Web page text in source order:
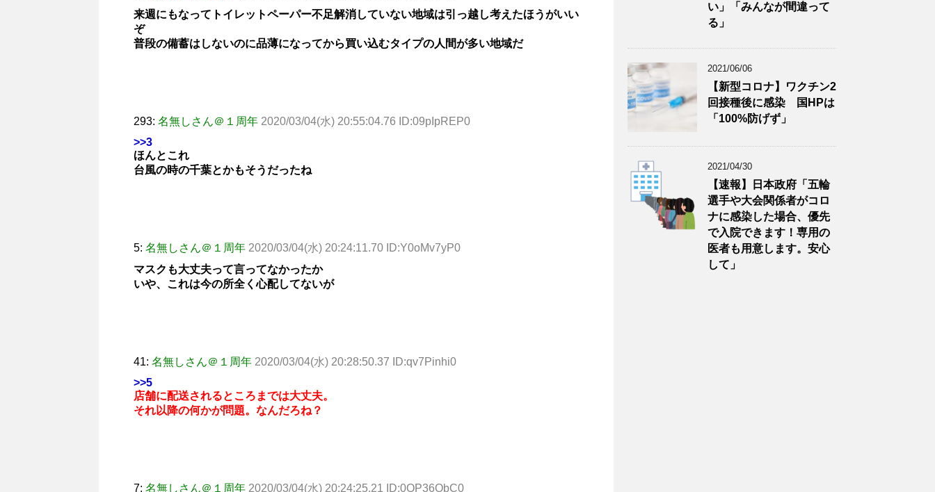
来週にもなってトイレットペーパー不足解消していない地域は引っ越し考えたほうがいい
ぞ
普段の備蓄はしないのに品薄になってから買い込むタイプの人間が多い地域だ
293: 名無しさん＠１周年 2020/03/04(水) 20:55:04.76 ID:09pIpREP0
>>3
ほんとこれ
台風の時の千葉とかもそうだったね
5: 名無しさん＠１周年 2020/03/04(水) 20:24:11.70 ID:Y0oMv7yP0
マスクも大丈夫って言ってなかったか
いや、これは今の所全く心配してないが
41: 名無しさん＠１周年 2020/03/04(水) 20:28:50.37 ID:qv7Pinhi0
>>5
店舗に配送されるところまでは大丈夫。
それ以降の何かが問題。なんだろね？
7: 名無しさん＠１周年 2020/03/04(水) 20:24:25.21 ID:0QP36ObC0
い」「みんなが間違って
る」
2021/06/06
【新型コロナ】ワクチン2
回接種後に感染 国HPは
「100%防げず」
2021/04/30
【速報】日本政府「五輪
選手や大会関係者がコロ
ナに感染した場合、優先
で入院できます！専用の
医者も用意します。安心
して」